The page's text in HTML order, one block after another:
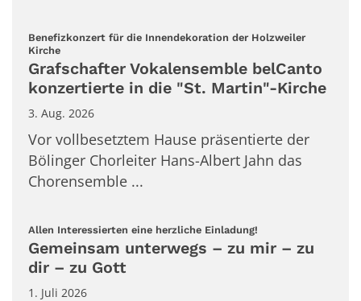
Benefizkonzert für die Innendekoration der Holzweiler
Kirche:
Grafschafter Vokalensemble belCanto
konzertierte in die "St. Martin"-Kirche
3. Aug. 2026
Vor vollbesetztem Hause präsentierte der
Bölinger Chorleiter Hans-Albert Jahn das
Chorensemble ...
Allen Interessierten eine herzliche Einladung!
Gemeinsam unterwegs – zu mir – zu
dir – zu Gott
1. Juli 2026